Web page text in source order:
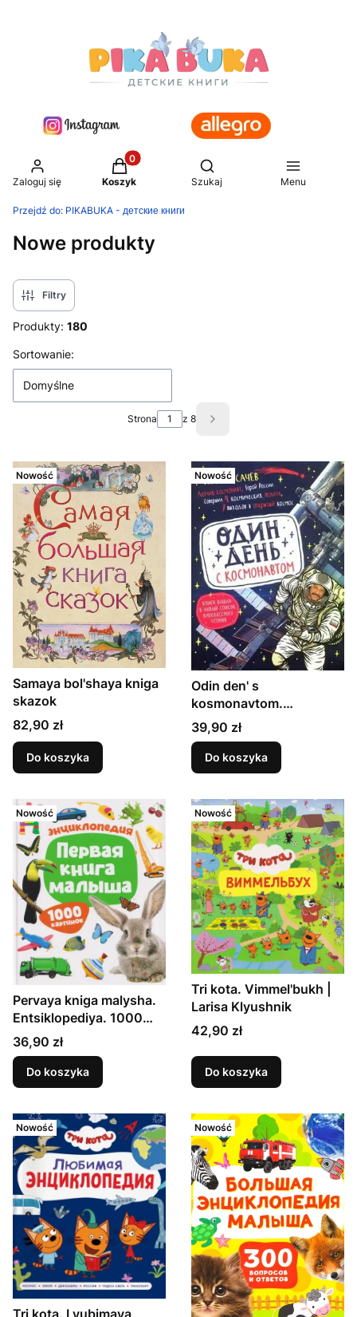
Zaloguj się
Produkty w koszyku: 0. Zobacz szczegóły
Koszyk
Otwórz wyszukiwarkę
Szukaj Menu
Przejdź do: PIKABUKA - детские книги
Nowe produkty
Filtry
Produkty: 180
Lista produktów
Sortowanie:
Domyślne
Strona z 8 Następne produkty
Nowość
Samaya bol'shaya kniga
skazok
Cena
82,90 zł
Do koszyka
Nowość
Odin den' s
kosmonavtom.
Entsiklopediya o zhizni
na MKS | Usachev Yuriy
Cena
39,90 zł
Do koszyka
Nowość
Pervaya kniga malysha.
Entsiklopediya. 1000
kartinok
Cena
36,90 zł
Do koszyka
Nowość
Tri kota. Vimmel'bukh |
Larisa Klyushnik
Cena
42,90 zł
Do koszyka
Nowość Nowość